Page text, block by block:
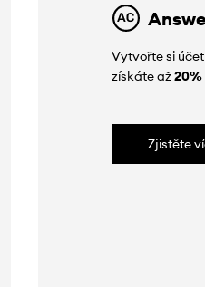
Vytvořte si
získáte až20%
Zjistěte